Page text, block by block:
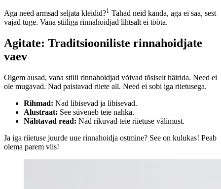
Aga need armsad seljata kleidid?1 Tahad neid kanda, aga ei saa, sest
vajad tuge. Vana stiiliga rinnahoidjad lihtsalt ei tööta.
Agitate: Traditsiooniliste rinnahoidjate
vaev
Olgem ausad, vana stiili rinnahoidjad võivad tõsiselt häirida. Need ei
ole mugavad. Nad paistavad riiete all. Need ei sobi iga riietusega.
Rihmad: Nad libisevad ja libisevad.
Alustraat: See süveneb teie nahka.
Nähtavad read: Nad rikuvad teie riietuse välimust.
Ja iga riietuse juurde uue rinnahoidja ostmine? See on kulukas! Peab
olema parem viis!